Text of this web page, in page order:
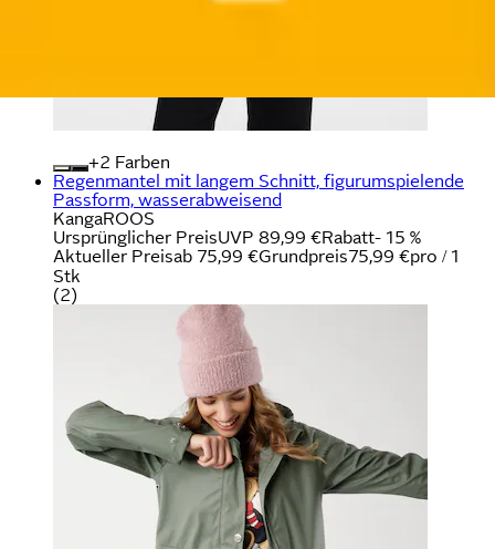
+
Farben
Regenmantel mit langem Schnitt, figurumspielende
Passform, wasserabweisend
KangaROOS
Ursprünglicher PreisUVP 89,99 €Rabatt- 15 %
Aktueller Preisab 75,99 €Grundpreis75,99 €pro / 1
Stk
(2)